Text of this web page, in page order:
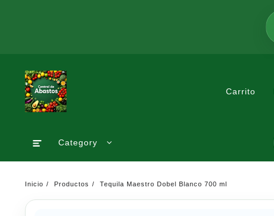
Carrito
Category
Inicio Productos Tequila Maestro Dobel Blanco 700 ml